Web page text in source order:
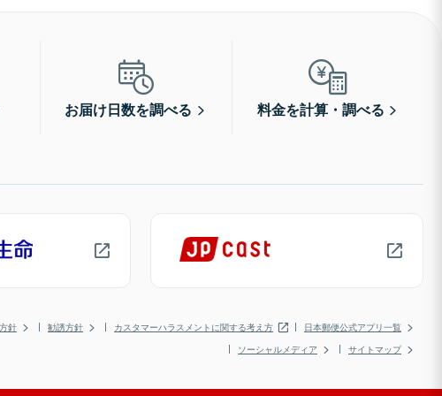
お届け日数を調べる 料金を計算・調べる
針 勧誘方針 カスタマーハラスメントに関する考え方
日本郵便公式アプリ一覧
ソーシャルメディア
サイトマップ